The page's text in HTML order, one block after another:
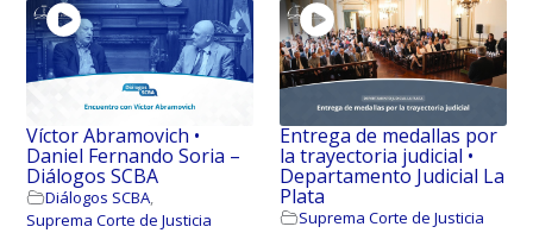
Víctor Abramovich •
Daniel Fernando Soria –
Diálogos SCBA
Diálogos SCBA,
Suprema Corte de Justicia
Entrega de medallas por
la trayectoria judicial •
Departamento Judicial La
Plata
Suprema Corte de Justicia